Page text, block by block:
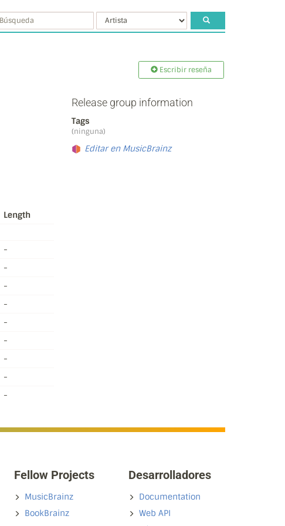
Escribir reseña
Length
-
-
-
-
-
-
-
-
-
Release group information
Tags
(ninguna)
Editar en MusicBrainz
Fellow Projects
MusicBrainz
BookBrainz
Desarrolladores
Documentation
Web API